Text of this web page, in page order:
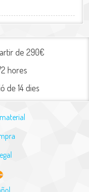
de 290€
hores
de 14 dies